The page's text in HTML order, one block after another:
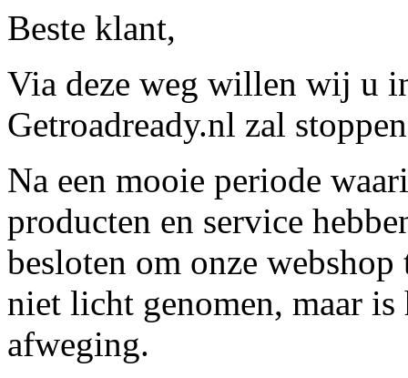
Beste klant,
Via deze weg willen wij u
Getroadready.nl zal
Na een mooie periode
producten en service
besloten om onze
niet licht genomen, maar
afweging.